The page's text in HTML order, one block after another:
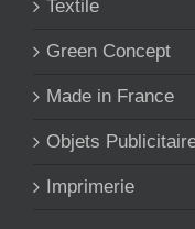
Textile
Green Concept
Made in France
Objets
Imprimerie